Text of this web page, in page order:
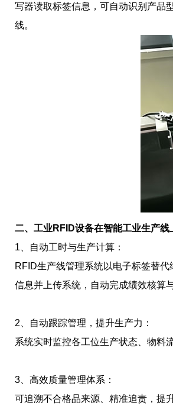
写器读取标签信息，可自动识别产品
线。
二、工业RFID设备在智能工业生产线
1、自动工时与生产计算：
RFID生产线管理系统以电子标签替
信息并上传系统，自动完成绩效核算
2、自动跟踪管理，提升生产力：
系统实时监控各工位生产状态、物料
3、高效质量管理体系：
可追溯不合格品来源、精准追责，提